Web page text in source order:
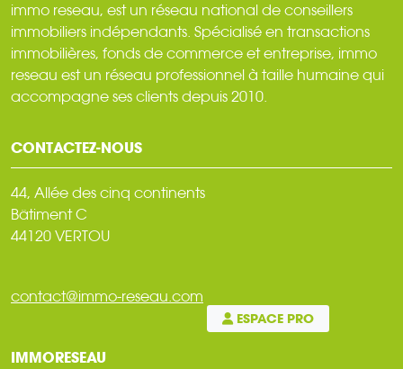
immo reseau, est un réseau national de conseillers
immobiliers indépendants. Spécialisé en transactions
immobilières, fonds de commerce et entreprise, immo
reseau est un réseau professionnel à taille humaine qui
accompagne ses clients depuis 2010.
CONTACTEZ-NOUS
44, Allée des cinq continents
Bâtiment C
44120 VERTOU
contact@immo-reseau.com
ESPACE PRO
IMMORESEAU